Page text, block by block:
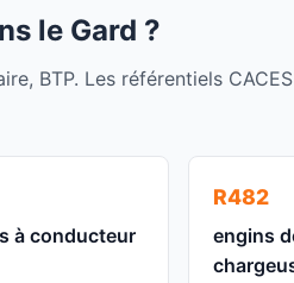
le Gard ?
BTP. Les référentiels
à conducteur
R482
engins